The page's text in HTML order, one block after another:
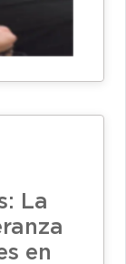
La
en